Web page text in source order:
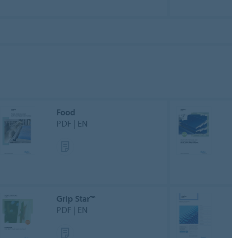
Food
PDF | EN
Grip Star™
PDF | EN